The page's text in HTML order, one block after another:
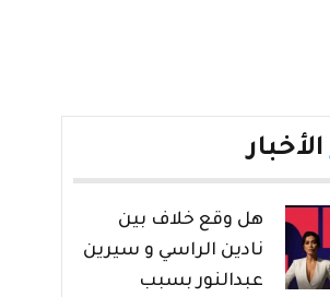
الأخبار
هل وقع خلاف بين
نادين الراسي و سيرين
عبدالنور بسبب